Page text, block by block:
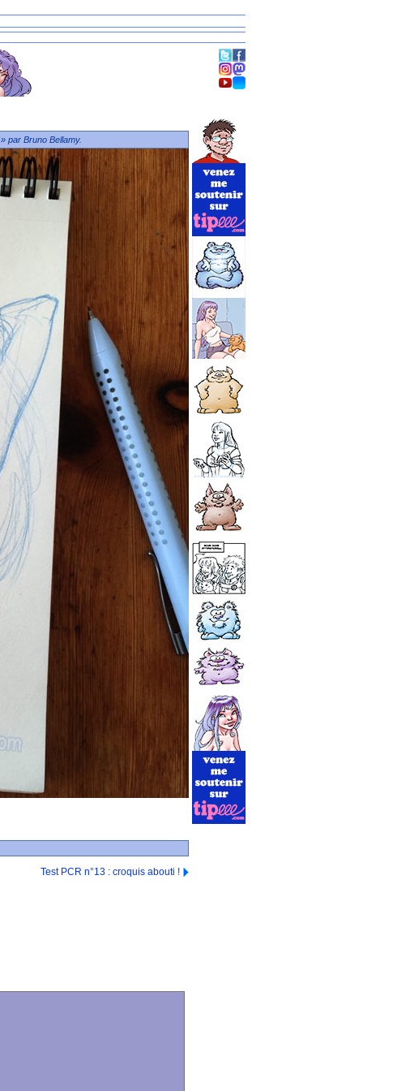
» par Bruno Bellamy.
Test PCR n°13 : croquis abouti !